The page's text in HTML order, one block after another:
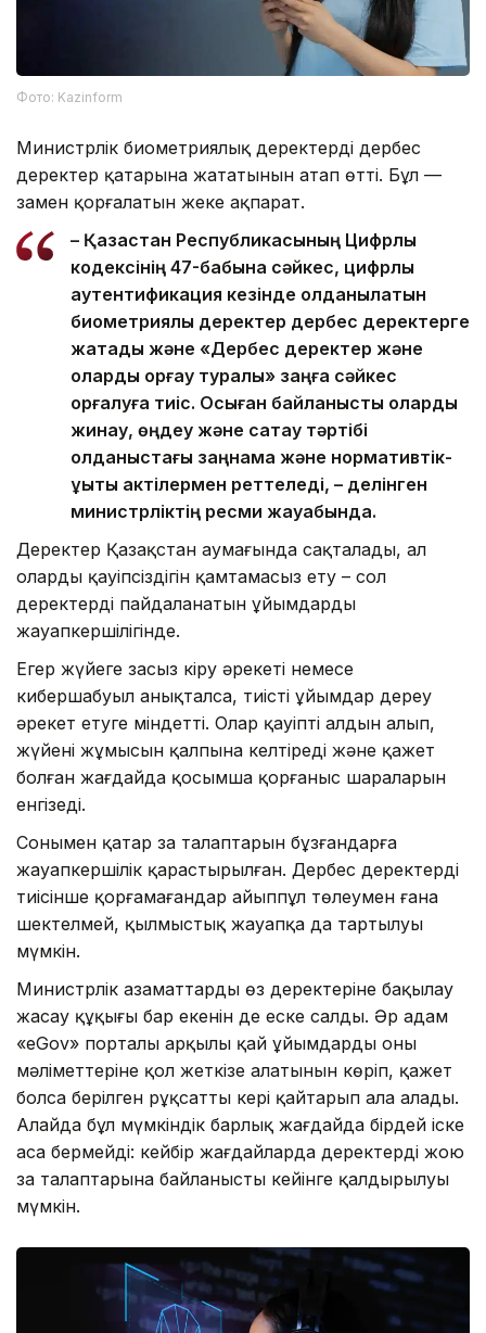
Фото: Kazinform
Министрлік биометриялық деректердің дербес
деректер қатарына жататынын атап өтті. Бұл —
заңмен қорғалатын жеке ақпарат.
– Қазақстан Республикасының Цифрлық
кодексінің 47-бабына сәйкес, цифрлық
аутентификация кезінде қолданылатын
биометриялық деректер дербес деректерге
жатады және «Дербес деректер және
оларды қорғау туралы» заңға сәйкес
қорғалуға тиіс. Осыған байланысты оларды
жинау, өңдеу және сақтау тәртібі
қолданыстағы заңнама және нормативтік-
құқықтық актілермен реттеледі, – делінген
министрліктің ресми жауабында.
Деректер Қазақстан аумағында сақталады, ал
олардың қауіпсіздігін қамтамасыз ету – сол
деректерді пайдаланатын ұйымдардың
жауапкершілігінде.
Егер жүйеге заңсыз кіру әрекеті немесе
кибершабуыл анықталса, тиісті ұйымдар дереу
әрекет етуге міндетті. Олар қауіптің алдын алып,
жүйенің жұмысын қалпына келтіреді және қажет
болған жағдайда қосымша қорғаныс шараларын
енгізеді.
Сонымен қатар заң талаптарын бұзғандарға
жауапкершілік қарастырылған. Дербес деректерді
тиісінше қорғамағандар айыппұл төлеумен ғана
шектелмей, қылмыстық жауапқа да тартылуы
мүмкін.
Министрлік азаматтардың өз деректеріне бақылау
жасау құқығы бар екенін де еске салды. Әр адам
«eGov» порталы арқылы қай ұйымдардың оның
мәліметтеріне қол жеткізе алатынын көріп, қажет
болса берілген рұқсатты кері қайтарып ала алады.
Алайда бұл мүмкіндік барлық жағдайда бірдей іске
аса бермейді: кейбір жағдайларда деректерді жою
заң талаптарына байланысты кейінге қалдырылуы
мүмкін.